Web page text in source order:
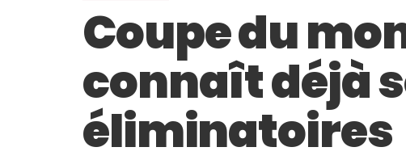
Coupe du
connaît déjà
éliminatoires